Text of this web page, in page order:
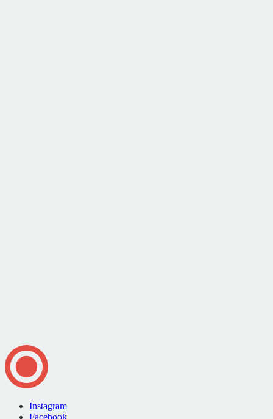
Instagram
Facebook